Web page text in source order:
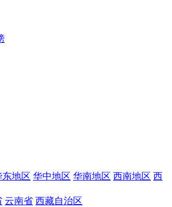
东地区 华中地区 华南地区 西南地区 西
云南省 西藏自治区